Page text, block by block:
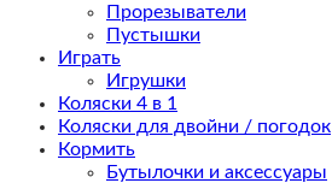
Прорезыватели
Пустышки
Играть
Игрушки
Коляски 4 в 1
Коляски для двойни / погодок
Кормить
Бутылочки и аксессуары